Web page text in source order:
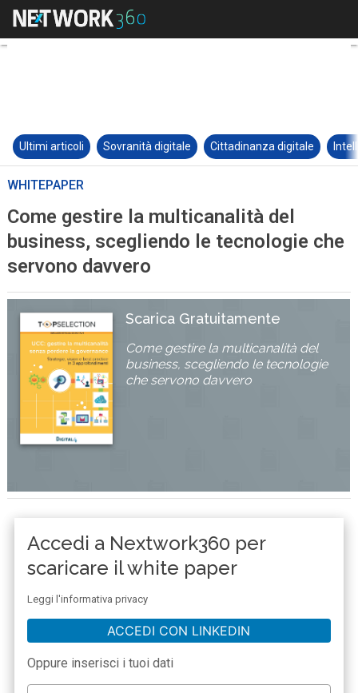
Ultimi articoli Sovranità digitale Cittadinanza digitale
WHITEPAPER
Come gestire la multicanalità del
business, scegliendo le tecnologie che
servono davvero
Scarica Gratuitamente
Come gestire la multicanalità del
business, scegliendo le tecnologie
che servono davvero
Accedi a Nextwork360 per
scaricare il white paper
Leggi l'informativa privacy
ACCEDI CON LINKEDIN
Oppure inserisci i tuoi dati